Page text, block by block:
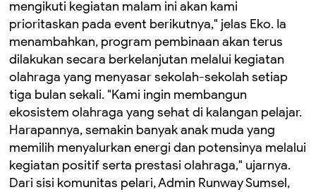
mengikuti kegiatan malam ini akan kami
prioritaskan pada event berikutnya," jelas Eko. Ia
menambahkan, program pembinaan akan terus
dilakukan secara berkelanjutan melalui kegiatan
olahraga yang menyasar sekolah-sekolah setiap
tiga bulan sekali. "Kami ingin membangun
ekosistem olahraga yang sehat di kalangan pelajar.
Harapannya, semakin banyak anak muda yang
memilih menyalurkan energi dan potensinya melalui
kegiatan positif serta prestasi olahraga," ujarnya.
Dari sisi komunitas pelari, Admin Runway Sumsel,